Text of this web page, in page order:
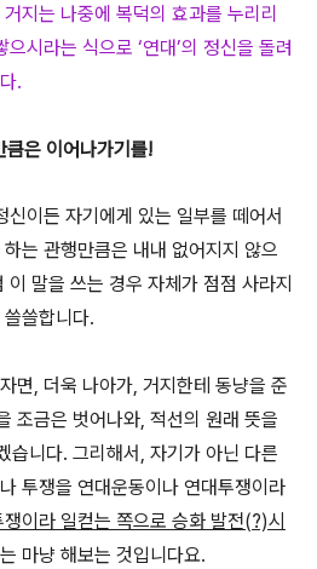
지는 나중에 복덕의 효과를 누리리
시라는 식으로 ‘연대’의 정신을 돌려
.
큼은 이어나가기를!
신이든 자기에게 있는 일부를 떼어서
는 관행만큼은 내내 없어지지 않으
말을 쓰는 경우 자체가 점점 사라지
쓸합니다.
면, 더욱 나아가, 거지한테 동냥을 준
조금은 벗어나와, 적선의 원래 뜻을
습니다. 그리해서, 자기가 아닌 다른
투쟁을 연대운동이나 연대투쟁이라
이라 일컫는 쪽으로 승화 발전(?)시
마냥 해보는 것입니다요.